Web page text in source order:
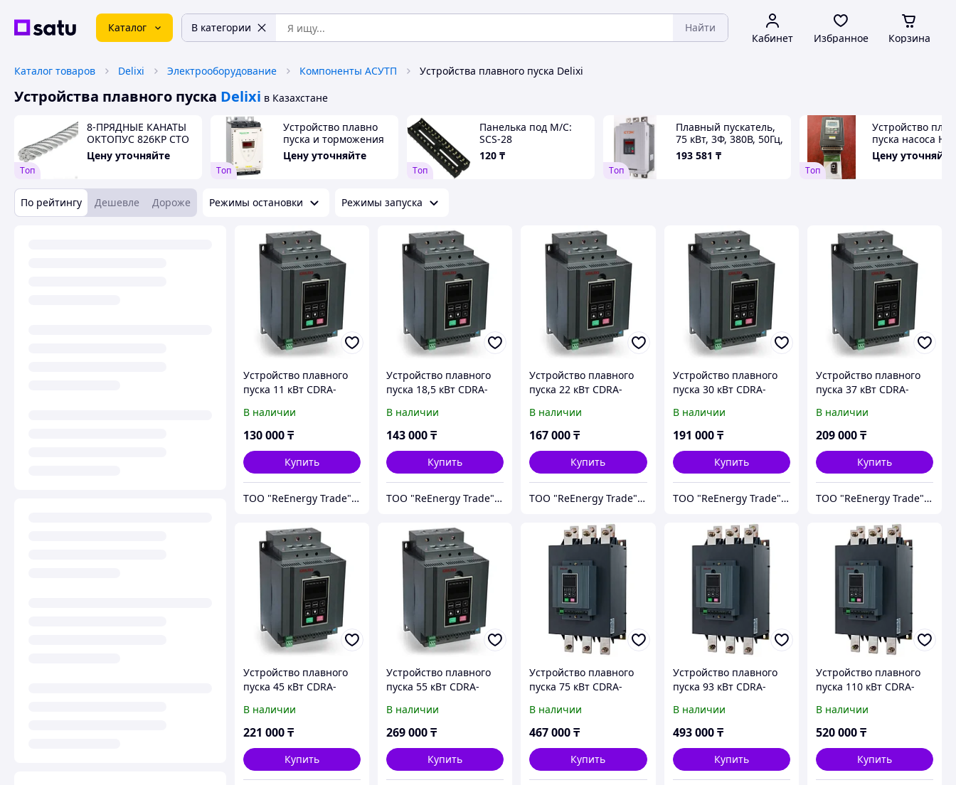
Каталог В категории Найти
Кабинет Избранное Корзина
Каталог товаров Delixi Электрооборудование Компоненты АСУТП Устройства плавного пуска Delixi
Устройства плавного пуска Delixi в Казахстане
Tоп
8-ПРЯДНЫЕ КАНАТЫ
ОКТОПУС 826KP СТО
71915393-ТУ 051–2014
Цену уточняйте
Tоп
Устройство плавно
пуска и торможения
ATS22D17Q,7,5 кВт
Цену уточняйте
Tоп
Панелька под M/C:
SCS-28
120 ₸
Tоп
Плавный пускатель,
75 кВт, 3Ф, 380В, 50Гц,
150А
193 581 ₸
Tоп
Устройство
пуска насоса
Цену уточняйте
По рейтингу Дешевле Дороже Режимы остановки Режимы запуска
Устройство плавного
пуска 11 кВт CDRA-
В наличии
130 000₸
Купить
ТОО "ReEnergy Trade" Энергоэффективные технологии и оборудование
Устройство плавного
пуска 18,5 кВт CDRA-
В наличии
143 000₸
Купить
ТОО "ReEnergy Trade" Энергоэффективные технологии и оборудование
Устройство плавного
пуска 22 кВт CDRA-
В наличии
167 000₸
Купить
ТОО "ReEnergy Trade" Энергоэффективные технологии и оборудование
Устройство плавного
пуска 30 кВт CDRA-
В наличии
191 000 ₸
Купить
ТОО "ReEnergy Trade" Энергоэффективные технологии и оборудование
Устройство плавного
пуска 37 кВт CDRA-
В наличии
209 000₸
Купить
ТОО "ReEnergy Trade" Энергоэффективные технологии и оборудование
Устройство плавного
пуска 45 кВт CDRA-
В наличии
221 000₸
Купить
Устройство плавного
пуска 55 кВт CDRA-
В наличии
269 000₸
Купить
Устройство плавного
пуска 75 кВт CDRA-
В наличии
467 000₸
Купить
Устройство плавного
пуска 93 кВт CDRA-
В наличии
493 000 ₸
Купить
Устройство плавного
пуска 110 кВт CDRA-
В наличии
520 000₸
Купить